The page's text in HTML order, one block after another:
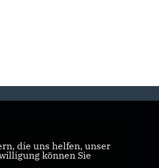
die uns helfen, unser
können Sie